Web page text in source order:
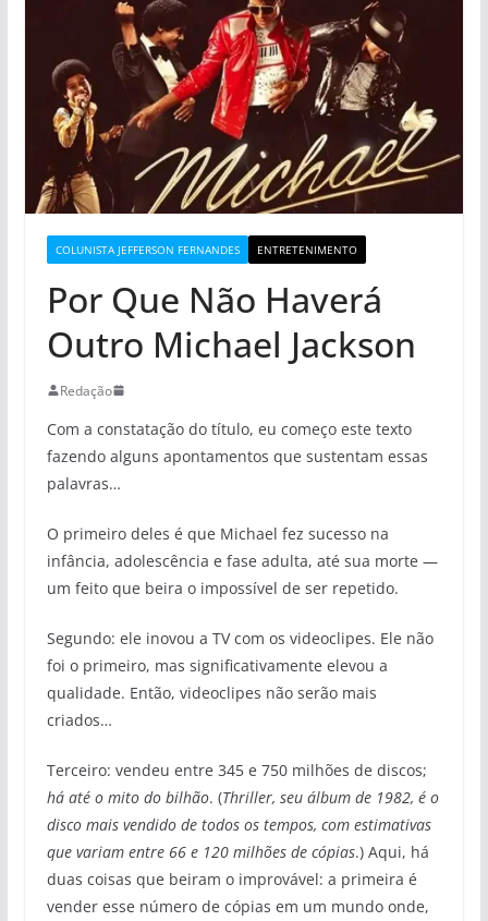
COLUNISTA JEFFERSON FERNANDES ENTRETENIMENTO
Por Que Não Haverá
Outro Michael Jackson
Redação
Com a constatação do título, eu começo este texto
fazendo alguns apontamentos que sustentam essas
palavras…
O primeiro deles é que Michael fez sucesso na
infância, adolescência e fase adulta, até sua morte —
um feito que beira o impossível de ser repetido.
Segundo: ele inovou a TV com os videoclipes. Ele não
foi o primeiro, mas significativamente elevou a
qualidade. Então, videoclipes não serão mais
criados…
Terceiro: vendeu entre 345 e 750 milhões de discos;
há até o mito do bilhão. (Thriller, seu álbum de 1982, é o
disco mais vendido de todos os tempos, com estimativas
que variam entre 66 e 120 milhões de cópias.) Aqui, há
duas coisas que beiram o improvável: a primeira é
vender esse número de cópias em um mundo onde,